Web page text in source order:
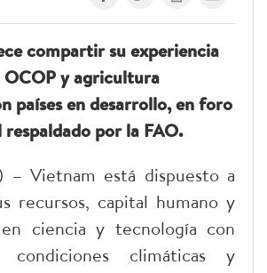
compartir su experiencia
OCOP y agricultura
países en desarrollo, en foro
por la FAO.
– Vietnam está dispuesto a
recursos, capital humano y
ciencia y tecnología con
condiciones climáticas y